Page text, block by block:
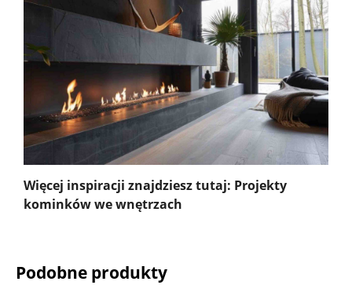
Więcej inspiracji znajdziesz tutaj: Projekty
kominków we wnętrzach
Podobne produkty